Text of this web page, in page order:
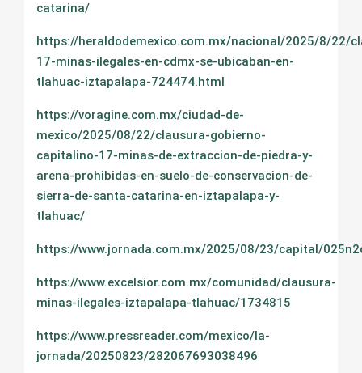
catarina/
https://heraldodemexico.com.mx/nacional/2025/8/22/
17-minas-ilegales-en-cdmx-se-ubicaban-en-
tlahuac-iztapalapa-724474.html
https://voragine.com.mx/ciudad-de-
mexico/2025/08/22/clausura-gobierno-
capitalino-17-minas-de-extraccion-de-piedra-y-
arena-prohibidas-en-suelo-de-conservacion-de-
sierra-de-santa-catarina-en-iztapalapa-y-
tlahuac/
https://www.jornada.com.mx/2025/08/23/capital/
https://www.excelsior.com.mx/comunidad/clausura-
minas-ilegales-iztapalapa-tlahuac/1734815
https://www.pressreader.com/mexico/la-
jornada/20250823/282067693038496